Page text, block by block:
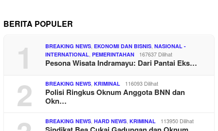
BERITA POPULER
1 BREAKING NEWS EKONOMI DAN BISNIS NASIONAL -
INTERNATIONAL PEMERINTAHAN 167637 Dilihat
Pesona Wisata Indramayu: Dari Pantai Eks…
2 BREAKING NEWS KRIMINAL 116093 Dilihat
Polisi Ringkus Oknum Anggota BNN dan
Okn…
BREAKING NEWS HARD NEWS KRIMINAL 113950 Dilihat